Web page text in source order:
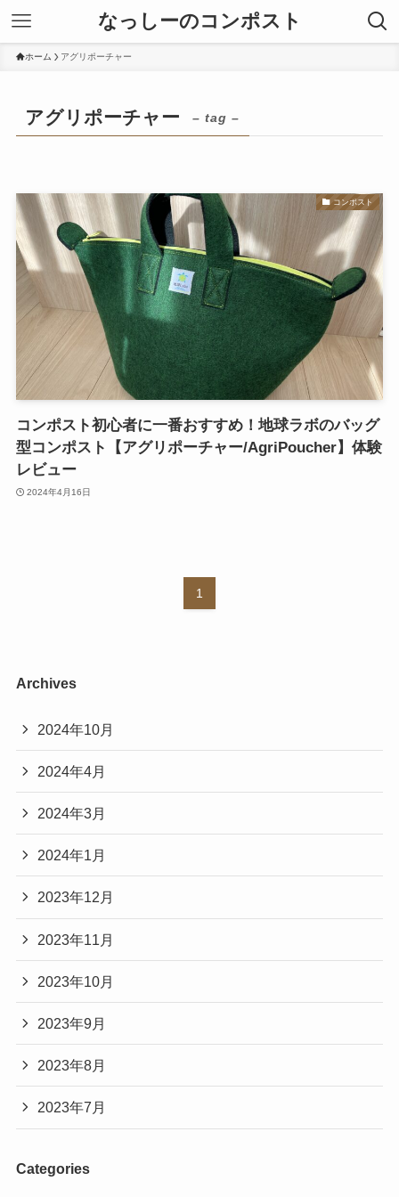
なっしーのコンポスト
ホーム アグリポーチャー
アグリポーチャー – tag –
コンポスト
コンポスト初心者に一番おすすめ！地球ラボのバッグ
型コンポスト【アグリポーチャー/AgriPoucher】体験
レビュー
2024年4月16日
1
Archives
2024年10月
2024年4月
2024年3月
2024年1月
2023年12月
2023年11月
2023年10月
2023年9月
2023年8月
2023年7月
Categories